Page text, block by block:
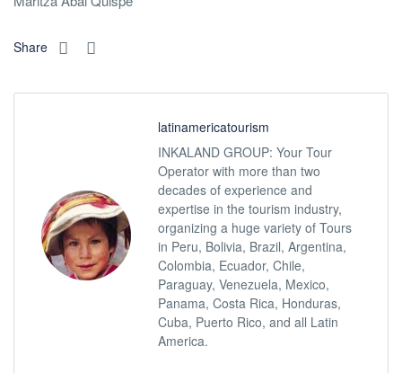
Share
latinamericatourism
INKALAND GROUP: Your Tour
Operator with more than two
decades of experience and
expertise in the tourism industry,
organizing a huge variety of Tours
in Peru, Bolivia, Brazil, Argentina,
Colombia, Ecuador, Chile,
Paraguay, Venezuela, Mexico,
Panama, Costa Rica, Honduras,
Cuba, Puerto Rico, and all Latin
America.